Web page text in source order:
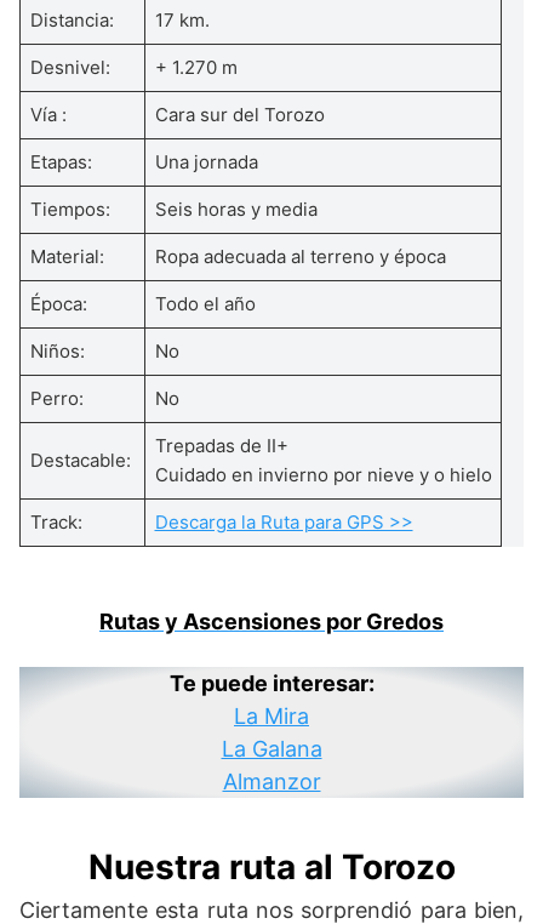
Distancia: 17 km.
Desnivel: + 1.270 m
Vía : Cara sur del Torozo
Etapas: Una jornada
Tiempos: Seis horas y media
Material: Ropa adecuada al terreno y época
Época: Todo el año
Niños: No
Perro: No
Destacable:
Trepadas de II+
Cuidado en invierno por nieve y o hielo
Track: Descarga la Ruta para GPS >>
Rutas y Ascensiones por Gredos
Te puede interesar:
La Mira
La Galana
Almanzor
Nuestra ruta al Torozo
Ciertamente esta ruta nos sorprendió para bien,